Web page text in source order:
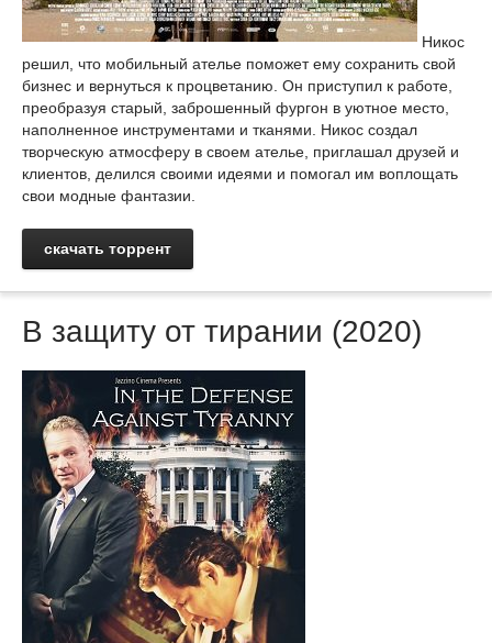
Никос
решил, что мобильный ателье поможет ему сохранить свой
бизнес и вернуться к процветанию. Он приступил к работе,
преобразуя старый, заброшенный фургон в уютное место,
наполненное инструментами и тканями. Никос создал
творческую атмосферу в своем ателье, приглашал друзей и
клиентов, делился своими идеями и помогал им воплощать
свои модные фантазии.
скачать торрент
В защиту от тирании (2020)